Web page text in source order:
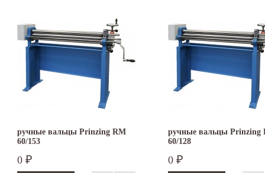
ручные вальцы Prinzing RM
60/153
0 ₽
ручные вальцы Prinzing
60/128
0 ₽